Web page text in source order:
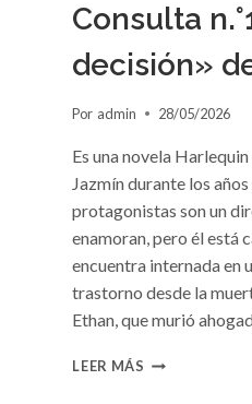
Consulta
decisión»
Por admin 28/05/2026
Es una novela
Jazmín durante los
protagonistas son un
enamoran, pero él está
encuentra internada en
trastorno desde la
Ethan, que murió
LEER MÁS CONSULTA